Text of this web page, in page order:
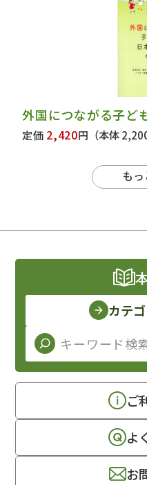
外国につながる子ど
定価 2,420円 （本体
も
カテ
ご
よ
お